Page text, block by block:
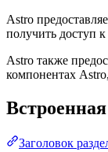
Astro
получить доступ
Astro также
компонентах
Заголовок